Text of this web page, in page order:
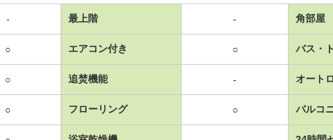
- 最上階 - 角部屋
○ エアコン付き ○ バス・
○ 追焚機能 - オート
○ フローリング ○ バルコ